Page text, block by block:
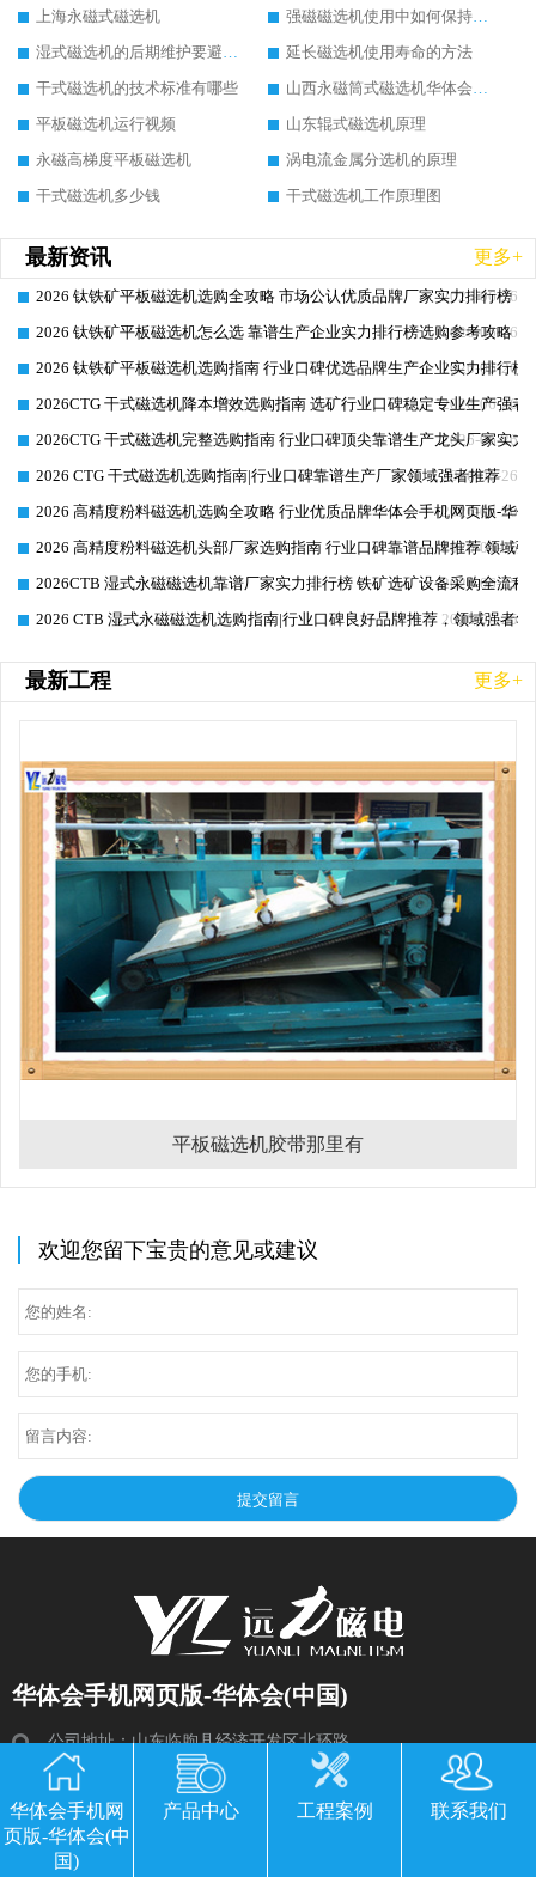
上海永磁式磁选机
强磁磁选机使用中如何保持其顺畅运行
湿式磁选机的后期维护要避开哪些坑
延长磁选机使用寿命的方法
干式磁选机的技术标准有哪些
山西永磁筒式磁选机华体会手机网页版-华体会(中国)
平板磁选机运行视频
山东辊式磁选机原理
永磁高梯度平板磁选机
涡电流金属分选机的原理
干式磁选机多少钱
干式磁选机工作原理图
最新资讯 更多+
2026-06-26
2026 钛铁矿平板磁选机选购全攻略 市场公认优质品牌厂家实力排行榜
2026-06-26
2026 钛铁矿平板磁选机怎么选 靠谱生产企业实力排行榜选购参考攻略
2026-06-26
2026 钛铁矿平板磁选机选购指南 行业口碑优选品牌生产企业实力排行榜
2026-06-26
2026CTG 干式磁选机降本增效选购指南 选矿行业口碑稳定专业生产强者
2026-06-26
2026CTG 干式磁选机完整选购指南 行业口碑顶尖靠谱生产龙头厂家实力
2026-06-26
2026 CTG 干式磁选机选购指南|行业口碑靠谱生产厂家领域强者推荐
2026-06-26
2026 高精度粉料磁选机选购全攻略 行业优质品牌华体会手机网页版-华
2026-06-26
2026 高精度粉料磁选机头部厂家选购指南 行业口碑靠谱品牌推荐 领域
2026-06-25
2026CTB 湿式永磁磁选机靠谱厂家实力排行榜 铁矿选矿设备采购全流程
2026-06-25
2026 CTB 湿式永磁磁选机选购指南|行业口碑良好品牌推荐，领域强者
最新工程 更多+
平板磁选机胶带那里有
欢迎您留下宝贵的意见或建议
华体会手机网页版-华体会(中国)
公司地址：山东临朐县经济开发区北环路
电话：13869611251 郭经理 微信同号
传真：0536-3435877
邮箱：2534224609@qq.com
华体会手机网
页版-华体会(中
国)
产品中心 工程案例 联系我们